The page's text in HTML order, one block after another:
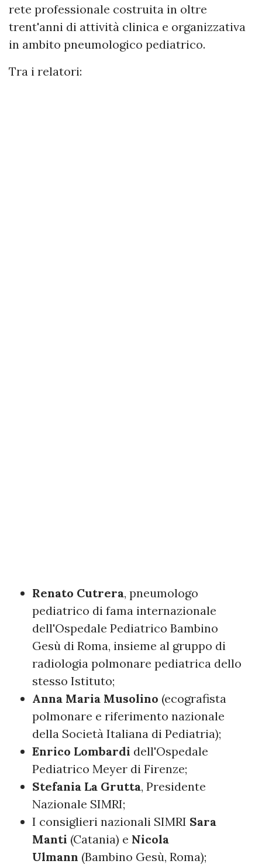
rete professionale costruita in oltre
trent'anni di attività clinica e organizzativa
in ambito pneumologico pediatrico.
Tra i relatori:
Renato Cutrera, pneumologo
pediatrico di fama internazionale
dell'Ospedale Pediatrico Bambino
Gesù di Roma, insieme al gruppo di
radiologia polmonare pediatrica dello
stesso Istituto;
Anna Maria Musolino (ecografista
polmonare e riferimento nazionale
della Società Italiana di Pediatria);
Enrico Lombardi dell'Ospedale
Pediatrico Meyer di Firenze;
Stefania La Grutta, Presidente
Nazionale SIMRI;
I consiglieri nazionali SIMRI Sara
Manti (Catania) e Nicola
Ulmann (Bambino Gesù, Roma);